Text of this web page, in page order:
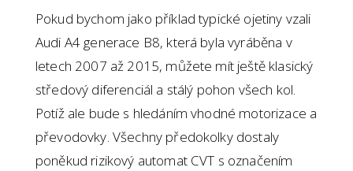
Pokud bychom jako příklad typické ojetiny vzali
Audi A4 generace B8, která byla vyráběna v
letech 2007 až 2015, můžete mít ještě klasický
středový diferenciál a stálý pohon všech kol.
Potíž ale bude s hledáním vhodné motorizace a
převodovky. Všechny předokolky dostaly
poněkud rizikový automat CVT s označením